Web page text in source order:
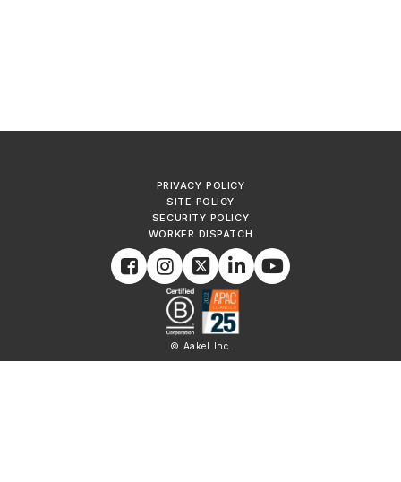
PRIVACY POLICY
SITE POLICY
SECURITY POLICY
WORKER DISPATCH
© Aakel Inc.